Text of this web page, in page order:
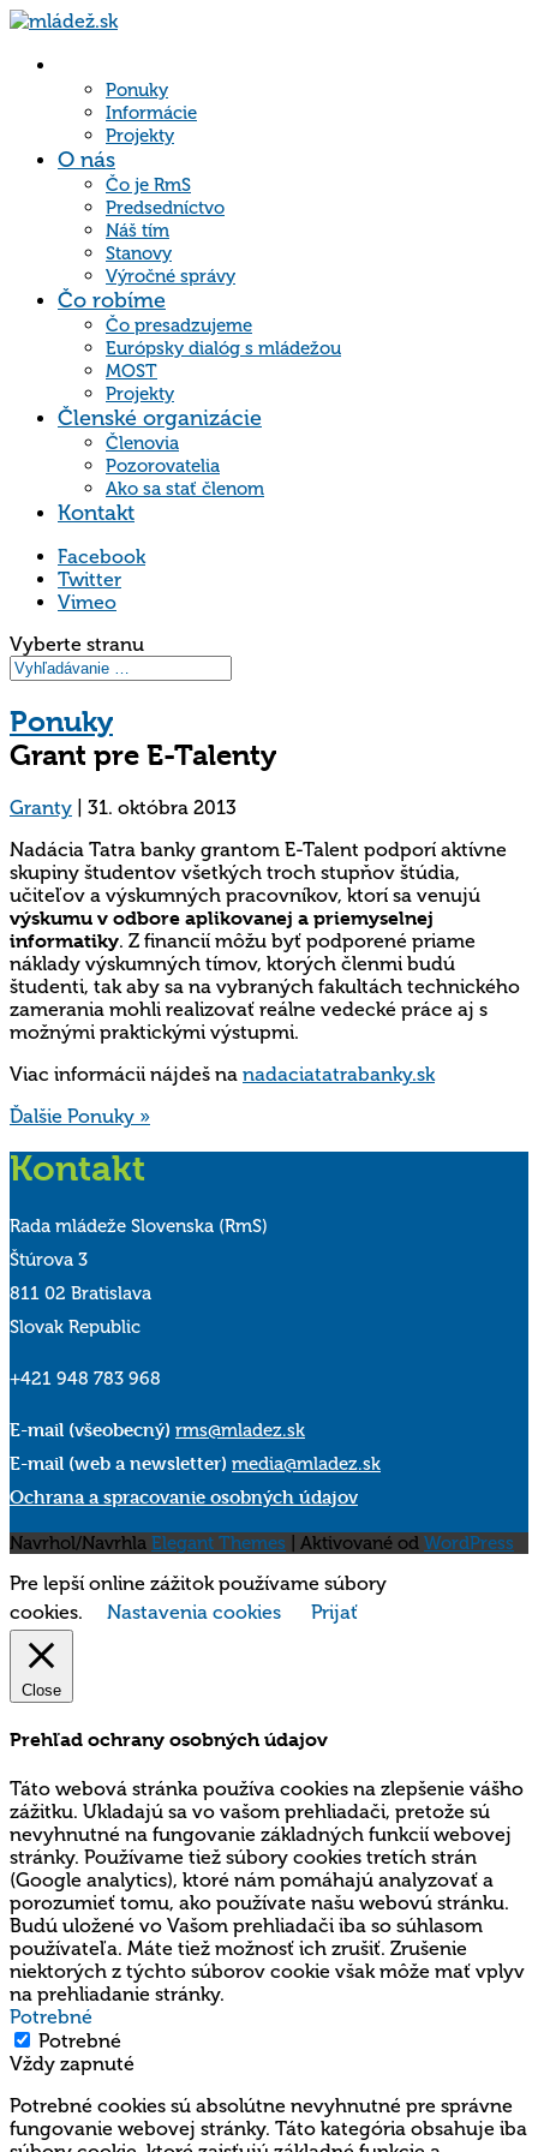
stránkaPonuky
Informácie
Projekty
O nás
Čo je RmS
Predsedníctvo
Náš tím
Stanovy
Výročné správy
Čo robíme
Čo presadzujeme
Európsky dialóg s mládežou
MOST
Projekty
Členské organizácie
Členovia
Pozorovatelia
Ako sa stať členom
Kontakt
Facebook
Twitter
Vimeo
Vyberte stranu
Ponuky
Grant pre E-Talenty
Granty
31. októbra 2013
Nadácia Tatra banky grantom E-Talent podporí aktívne
skupiny študentov všetkých troch stupňov štúdia,
učiteľov a výskumných pracovníkov, ktorí sa venujú
výskumu v odbore aplikovanej a priemyselnej
informatiky. Z financií môžu byť podporené priame
náklady výskumných tímov, ktorých členmi budú
študenti, tak aby sa na vybraných fakultách technického
zamerania mohli realizovať reálne vedecké práce aj s
možnými praktickými výstupmi.
Viac informácii nájdeš na nadaciatatrabanky.sk
Ďalšie Ponuky »
Kontakt
Rada mládeže Slovenska (RmS)
Štúrova 3
811 02 Bratislava
Slovak Republic
+421 948 783 968
E-mail (všeobecný) rms@mladez.sk
E-mail (web a newsletter) media@mladez.sk
Ochrana a spracovanie osobných údajov
Navrhol/Navrhla Elegant Themes | Aktivované od WordPress
Pre lepší online zážitok používame súbory
cookies.
Nastavenia cookies Prijať
Close
Prehľad ochrany osobných údajov
Táto webová stránka používa cookies na zlepšenie vášho
zážitku. Ukladajú sa vo vašom prehliadači, pretože sú
nevyhnutné na fungovanie základných funkcií webovej
stránky. Používame tiež súbory cookies tretích strán
(Google analytics), ktoré nám pomáhajú analyzovať a
porozumieť tomu, ako používate našu webovú stránku.
Budú uložené vo Vašom prehliadači iba so súhlasom
používateľa. Máte tiež možnosť ich zrušiť. Zrušenie
niektorých z týchto súborov cookie však môže mať vplyv
na prehliadanie stránky.
Potrebné
Potrebné
Vždy zapnuté
Potrebné cookies sú absolútne nevyhnutné pre správne
fungovanie webovej stránky. Táto kategória obsahuje iba